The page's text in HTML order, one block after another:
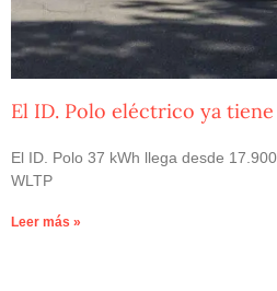
El ID. Polo eléctrico ya
El ID. Polo 37 kWh llega desde
WLTP
Leer más »